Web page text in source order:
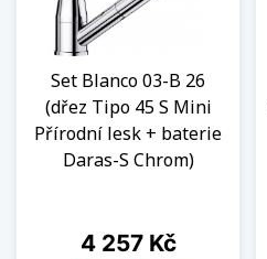
Set Blanco 03-B 26
(dřez Tipo 45 S Mini
Přírodní lesk + baterie
Daras-S Chrom)
Cena
4 257 Kč